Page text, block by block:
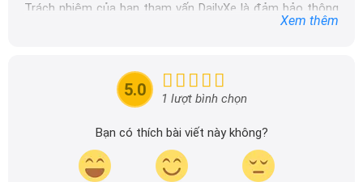
Trách nhiệm của ban tham vấn DailyXe là đảm bảo thông
tin chính xác được đăng tải trên dailyxe.com.vn, thường
tin nhanh chóng và dễ dàng hơn.
Xem thêm
5.0 1 lượt bình chọn
Bạn có thích bài viết này không?